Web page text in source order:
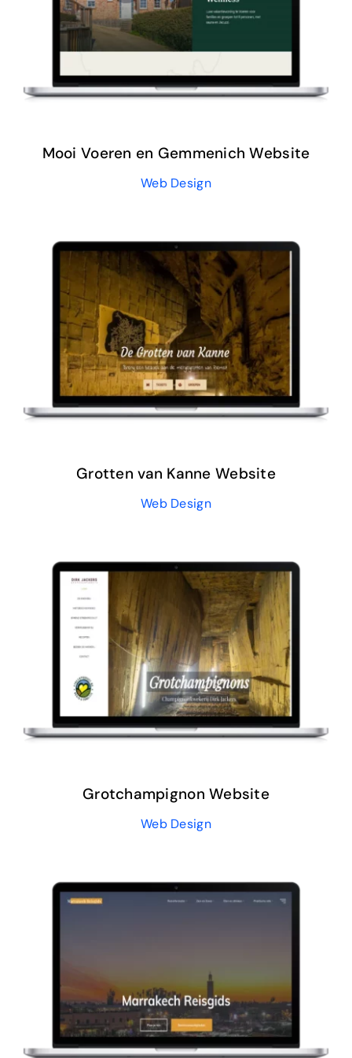
Mooi Voeren en
Gemmenich Website
Web Design
Mooi Voeren en Gemmenich Website
Web Design
Grotten van Kanne
Website
Web Design
Grotten van Kanne Website
Web Design
Grotchampignon Website
Web Design
Grotchampignon Website
Web Design
Marrakech Reisgids
Web Design